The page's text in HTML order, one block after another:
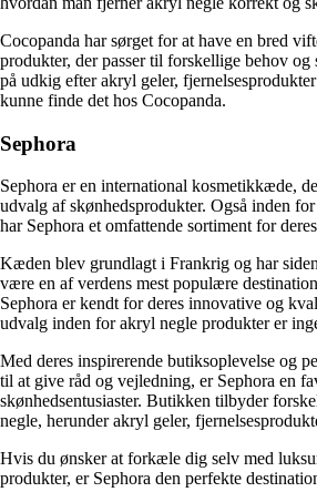
Cocopanda har sørget for at have en bred
produkter, der passer til forskellige behov og
på udkig efter akryl geler,
kunne finde det hos Cocopanda.
Sephora
Sephora er en international kosmetikkæde,
udvalg af skønhedsprodukter. Også inden
har Sephora et omfattende sortiment for
Kæden blev grundlagt i Frankrig og har
være en af verdens mest populære
Sephora er kendt for deres innovative og
udvalg inden for akryl negle produkter er
Med deres inspirerende butiksoplevelse og
til at give råd og vejledning, er Sephora en
skønhedsentusiaster. Butikken tilbyder
negle, herunder akryl geler,
Hvis du ønsker at forkæle dig selv med
produkter, er Sephora den perfekte